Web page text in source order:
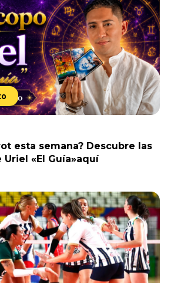
esta semana? Descubre las
«El Guía»aquí